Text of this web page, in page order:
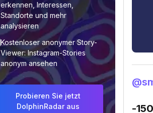
erkennen, Interessen,
Standorte und mehr
analysieren
Kostenloser anonymer Story-
Viewer: Instagram-Stories
anonym ansehen
Probieren Sie jetzt
DolphinRadar aus
-